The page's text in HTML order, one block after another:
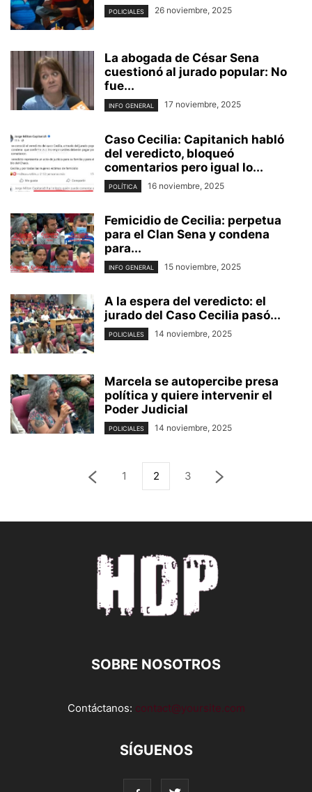
POLICIALES 26 noviembre, 2025
La abogada de César Sena
cuestionó al jurado popular: No
fue...
INFO GENERAL 17 noviembre, 2025
Caso Cecilia: Capitanich habló
del veredicto, bloqueó
comentarios pero igual lo...
POLÍTICA 16 noviembre, 2025
Femicidio de Cecilia: perpetua
para el Clan Sena y condena
para...
INFO GENERAL 15 noviembre, 2025
A la espera del veredicto: el
jurado del Caso Cecilia pasó...
POLICIALES 14 noviembre, 2025
Marcela se autopercibe presa
política y quiere intervenir el
Poder Judicial
POLICIALES 14 noviembre, 2025
1 2 3
SOBRE NOSOTROS
Contáctanos: contact@yoursite.com
SÍGUENOS